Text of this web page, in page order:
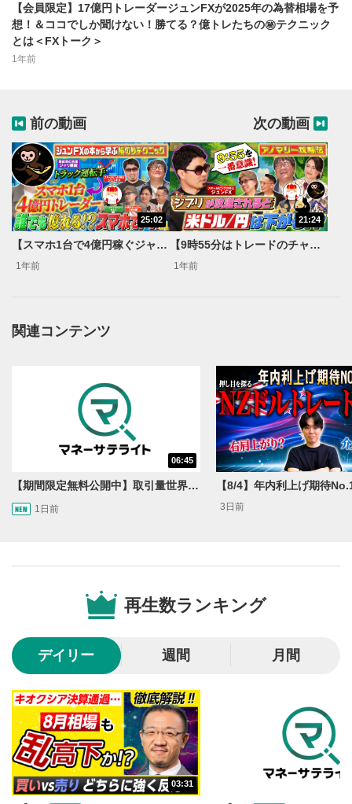
動画再生エリアをクリックすると、動画を再生または
一時停止します。
後で見る
クリックするとYouTubeの「後で見る」の再生リスト
に追加されます。
スマートフォンで視聴の場合は動画再生エリア右上のメニュ
ー内にあります。
4
共有
5
シークバー
するとその位置から動画が再生されます。
再生ボタン
動画が再生または一時停止します。
音量調整
スライダーを上下すると音量が調整できます。
スマートフォンで視聴の場合は端末の音量調節ボタンを利用
してください。
より選択できます。
画質の選択/再生速度の変更ができます。
スマートフォンで視聴の場合は画面右下の設定(歯車マーク)
10
YouTubeリンク
クリックするとYouTubeサイトに移動します。
11
全画面表示
動画が全画面で表示されます。再度クリックすると元
【会員限定】17億円トレーダージュンFXが2025年の為替相場を予
想！＆ココでしか聞けない！勝てる？億トレたちの㊙テクニック
とは＜FXトーク＞
1年前
前の動画
25:02
【スマホ1台で4億円稼ぐジャリ暴威登場！】ジュンFXが教える損切りテクニック【カンニング竹山のFXトーク！】
1年前
次の動画
21:24
【9時55分はトレードのチャンス？】ジブリとFXの不思議な関係性/まとまった資金を手に入れるには？【カンニング竹山のFXトーク！】
1年前
関連コンテンツ
06:45
【期間限定無料公開中】取引量世界一の通貨ペアに優位性あり!?ドル/円&ユーロドルのテクニカルを検証！【JINのマンスリーFX戦略】
1日前 3日前
再生数ランキング
デイリー 週間 月間
03:31